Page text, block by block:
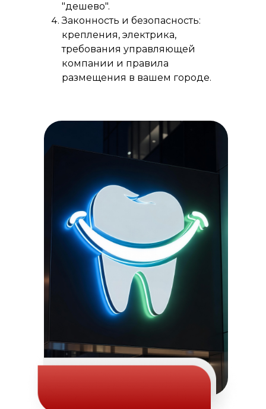
"дешево".
Законность и безопасность:
крепления, электрика,
требования управляющей
компании и правила
размещения в вашем городе.